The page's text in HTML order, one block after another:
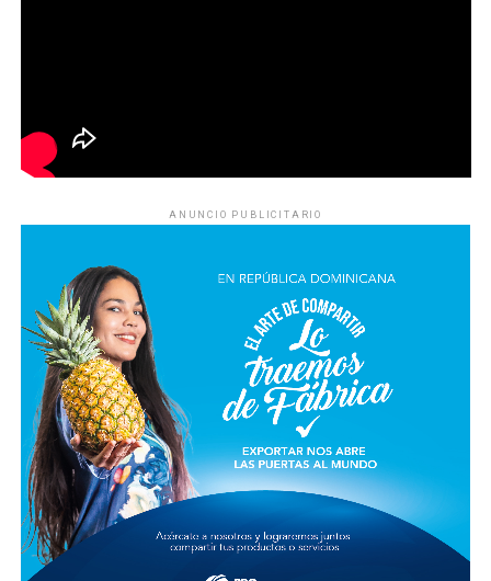
ANUNCIO PUBLICITARIO